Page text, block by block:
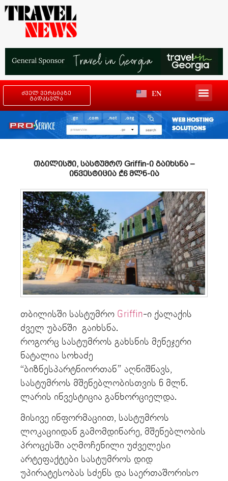
ძველ ვერსიაზე
გადასვლა
EN
თბილისში, სასტუმრო Griffin-ი გაიხსნა –
ინვესტიცია ₾6 მლნ-ია
თბილისში სასტუმრო Griffin-ი ქალაქის
ძველ უბანში გაიხსნა.
როგორც სასტუმროს გახსნის მენეჯერი
ნატალია სოხაძე
“ბიზნესპარტნიორთან” აღნიშნავს,
სასტუმროს მშენებლობისთვის 6 მლნ.
ლარის ინვესტიცია განხორციელდა.
მისივე ინფორმაციით, სასტუმროს
ლოკაციიდან გამომდინარე, მშენებლობის
პროცესში აღმოჩენილი უძველესი
არტეფაქტები სასტუმროს დიდ
უპირატესობას სძენს და საერთაშორისო